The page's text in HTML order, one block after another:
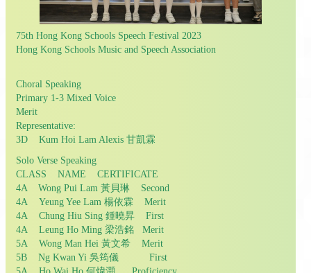
75th Hong Kong Schools Speech Festival 2023
Hong Kong Schools Music and Speech Association
Choral Speaking
Primary 1-3 Mixed Voice
Merit
Representative:
3D Kum Hoi Lam Alexis 甘凱霖
Solo Verse Speaking
CLASS NAME CERTIFICATE
4A Wong Pui Lam 黃貝琳 Second
4A Yeung Yee Lam 楊依霖 Merit
4A Chung Hiu Sing 鍾曉昇 First
4A Leung Ho Ming 梁浩銘 Merit
5A Wong Man Hei 黃文希 Merit
5B Ng Kwan Yi 吳筠儀 First